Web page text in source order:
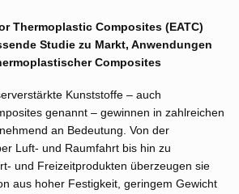
Thermoplastic Composites (EATC)
Studie zu Markt, Anwendungen
Composites
Kunststoffe – auch
genannt – gewinnen in zahlreichen
an Bedeutung. Von der
Luft- und Raumfahrt bis hin zu
und Freizeitprodukten überzeugen sie
aus hoher Festigkeit, geringem Gewicht